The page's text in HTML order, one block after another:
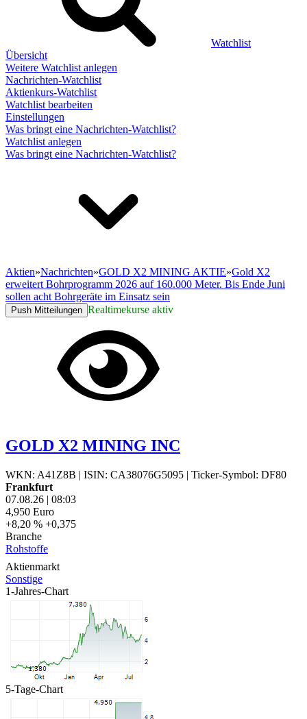
Watchlist
Übersicht
Weitere Watchlist anlegen
Nachrichten-Watchlist
Aktienkurs-Watchlist
Watchlist bearbeiten
Einstellungen
Was bringt eine Nachrichten-Watchlist?
Watchlist anlegen
Was bringt eine Nachrichten-Watchlist?
Aktien»Nachrichten»GOLD X2 MINING AKTIE»Gold X2
erweitert Bohrprogramm 2026 auf 160.000 Meter. Bis Ende Juni
sollen acht Bohrgeräte im Einsatz sein
Push Mitteilungen Realtimekurse aktiv
GOLD X2 MINING INC
WKN: A41Z8B | ISIN: CA38076G5095 | Ticker-Symbol: DF80
Frankfurt
07.08.26 | 08:03
4,950 Euro
+8,20 % +0,375
Branche
Rohstoffe
Aktienmarkt
Sonstige
1-Jahres-Chart
5-Tage-Chart